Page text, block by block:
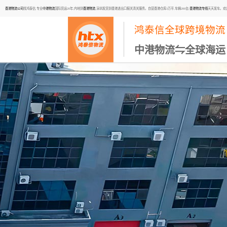
香港物流公司找鸿泰信,专业中港物流国际货运20年,内地到 香港物流 ,深圳发货到香港进出口报关清关服务。自营香港仓库3万平,车辆200台, 香港物流专线天天发车。欢
鸿泰信全球跨境物流
中港物流⇋全球海运